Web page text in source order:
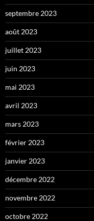
septembre 2023
août 2023
juillet 2023
juin 2023
mai 2023
avril 2023
mars 2023
février 2023
janvier 2023
décembre 2022
novembre 2022
octobre 2022